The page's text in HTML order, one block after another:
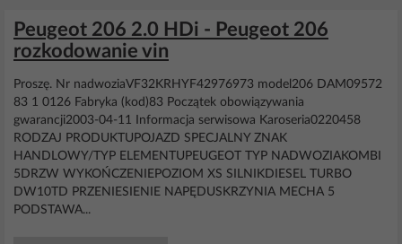
Peugeot 206 2.0 HDi - Peugeot 206
rozkodowanie vin
Proszę. Nr nadwoziaVF32KRHYF42976973 model206 DAM09572
83 1 0126 Fabryka (kod)83 Początek obowiązywania
gwarancji2003-04-11 Informacja serwisowa Karoseria0220458
RODZAJ PRODUKTUPOJAZD SPECJALNY ZNAK
HANDLOWY/TYP ELEMENTUPEUGEOT TYP NADWOZIAKOMBI
5DRZW WYKOŃCZENIEPOZIOM XS SILNIKDIESEL TURBO
DW10TD PRZENIESIENIE NAPĘDUSKRZYNIA MECHA 5
PODSTAWA...